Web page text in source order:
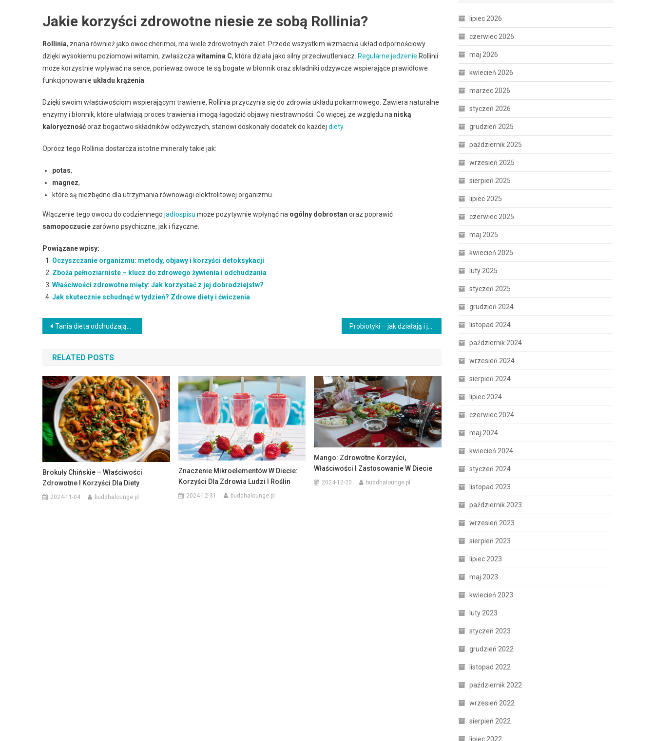
Jakie korzyści zdrowotne niesie ze sobą Rollinia?
Rollinia, znana również jako owoc cherimoi, ma wiele zdrowotnych zalet. Przede wszystkim wzmacnia układ odpornościowy
dzięki wysokiemu poziomowi witamin, zwłaszcza witamina C, która działa jako silny przeciwutleniacz. Regularne jedzenie Rollinii
może korzystnie wpływać na serce, ponieważ owoce te są bogate w błonnik oraz składniki odżywcze wspierające prawidłowe
funkcjonowanie układu krążenia
Dzięki swoim właściwościom wspierającym trawienie, Rollinia przyczynia się do zdrowia układu pokarmowego. Zawiera naturalne
enzymy i błonnik, które ułatwiają proces trawienia i mogą łagodzić objawy niestrawności. Co więcej, ze względu na niską
kalorycznośćoraz bogactwo składników odżywczych, stanowi doskonały dodatek do każdej diety.
Oprócz tego Rollinia dostarcza istotne minerały takie jak:
potas,
magnez,
które są niezbędne dla utrzymania równowagi elektrolitowej organizmu.
Włączenie tego owocu do codziennego jadłospisu może pozytywnie wpłynąć na ogólny dobrostan oraz poprawić
samopoczucie zarówno psychiczne, jak i fizyczne.
Powiązane wpisy:
Oczyszczanie organizmu: metody, objawy i korzyści detoksykacji
Zboża pełnoziarniste – klucz do zdrowego żywienia i odchudzania
Właściwości zdrowotne mięty: Jak korzystać z jej dobrodziejstw?
Jak skutecznie schudnąć w tydzień? Zdrowe diety i ćwiczenia
Nawigacja
wpisu
Tania dieta odchudzająca – zdrowe zasady i jadłospis na 7 dni
RELATED POSTS
Brokuły Chińskie – Właściwości
Zdrowotne I Korzyści Dla Diety
2024-11-04 buddhalounge.pl
Znaczenie Mikroelementów W Diecie:
Korzyści Dla Zdrowia Ludzi I Roślin
2024-12-31 buddhalounge.pl
Mango: Zdrowotne Korzyści,
Właściwości I Zastosowanie W Diecie
2024-12-20 buddhalounge.pl
lipiec 2026
czerwiec 2026
maj 2026
kwiecień 2026
marzec 2026
styczeń 2026
grudzień 2025
październik 2025
wrzesień 2025
sierpień 2025
lipiec 2025
czerwiec 2025
maj 2025
kwiecień 2025
luty 2025
styczeń 2025
grudzień 2024
listopad 2024
październik 2024
wrzesień 2024
sierpień 2024
lipiec 2024
czerwiec 2024
maj 2024
kwiecień 2024
styczeń 2024
listopad 2023
październik 2023
wrzesień 2023
sierpień 2023
lipiec 2023
maj 2023
kwiecień 2023
luty 2023
styczeń 2023
grudzień 2022
listopad 2022
październik 2022
wrzesień 2022
sierpień 2022
lipiec 2022